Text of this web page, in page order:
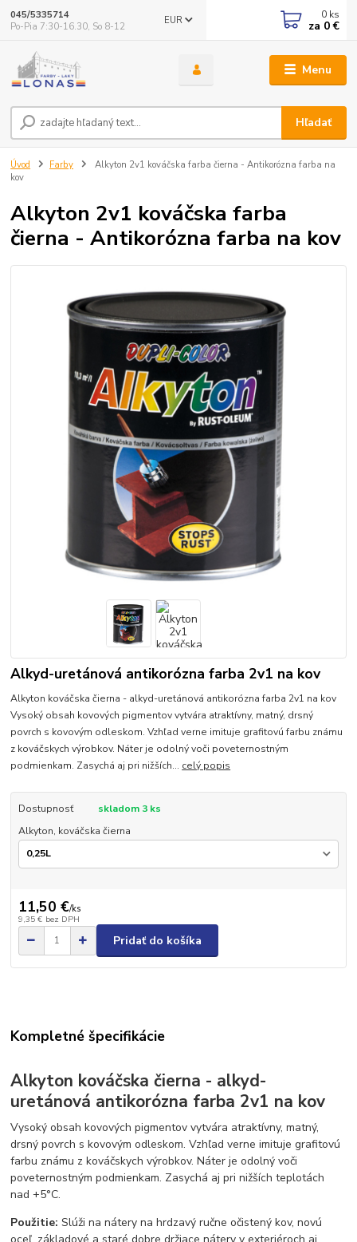
Menu
EUR
Hľadať
045/5335714
Po-Pia 7:30-16.30, So 8-12
0 ks
za 0 €
Úvod Farby
Alkyton 2v1 kováčska farba čierna - Antikorózna farba na
kov
Alkyton 2v1 kováčska farba
čierna - Antikorózna farba na kov
Alkyd-uretánová antikorózna farba 2v1 na kov
Alkyton kováčska čierna - alkyd-uretánová antikorózna farba 2v1 na kov
Vysoký obsah kovových pigmentov vytvára atraktívny, matný, drsný
povrch s kovovým odleskom. Vzhľad verne imituje grafitovú farbu známu
z kováčskych výrobkov. Náter je odolný voči poveternostným
podmienkam. Zasychá aj pri nižších... celý popis
Dostupnosť
skladom 3 ks
Alkyton, kováčska čierna
11,50 €/ks
9,35 € bez DPH
Pridať do košíka
Kompletné špecifikácie
Alkyton kováčska čierna - alkyd-
uretánová antikorózna farba 2v1 na kov
Vysoký obsah kovových pigmentov vytvára atraktívny, matný,
drsný povrch s kovovým odleskom. Vzhľad verne imituje grafitovú
farbu známu z kováčskych výrobkov. Náter je odolný voči
poveternostným podmienkam. Zasychá aj pri nižších teplotách
nad +5°C.
Použitie: Slúži na nátery na hrdzavý ručne očistený kov, novú